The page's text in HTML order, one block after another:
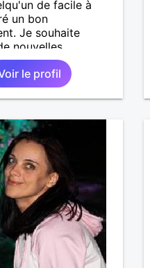
de facile à
un bon
Je souhaite
nouvelles
le profil